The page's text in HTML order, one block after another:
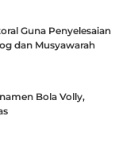
Guna Penyelesaian
dan Musyawarah
Bola Volly,